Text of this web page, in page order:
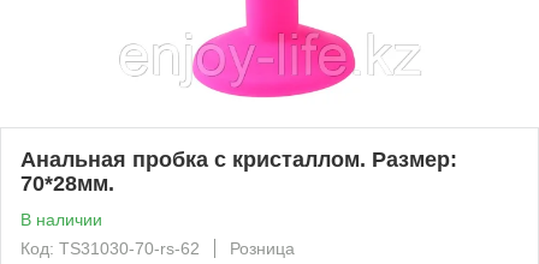
Анальная пробка с кристаллом. Размер:
70*28мм.
В наличии
Код: TS31030-70-rs-62
Розница